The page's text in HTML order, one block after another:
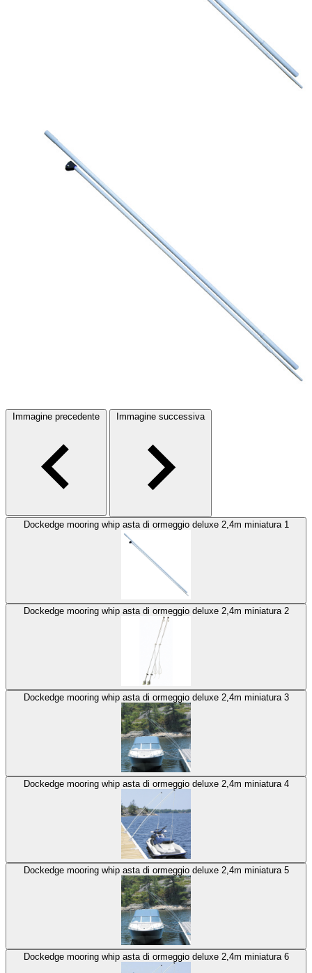
Immagine precedente Immagine successiva
Dockedge mooring whip asta di ormeggio deluxe 2,4m miniatura 1
Dockedge mooring whip asta di ormeggio deluxe 2,4m miniatura 2
Dockedge mooring whip asta di ormeggio deluxe 2,4m miniatura 3
Dockedge mooring whip asta di ormeggio deluxe 2,4m miniatura 4
Dockedge mooring whip asta di ormeggio deluxe 2,4m miniatura 5
Dockedge mooring whip asta di ormeggio deluxe 2,4m miniatura 6